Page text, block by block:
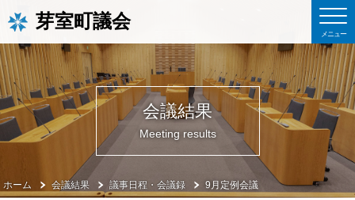
芽室町議会
会議結果
Meeting results
ホーム 会議結果 議事日程・会議録 9月定例会議